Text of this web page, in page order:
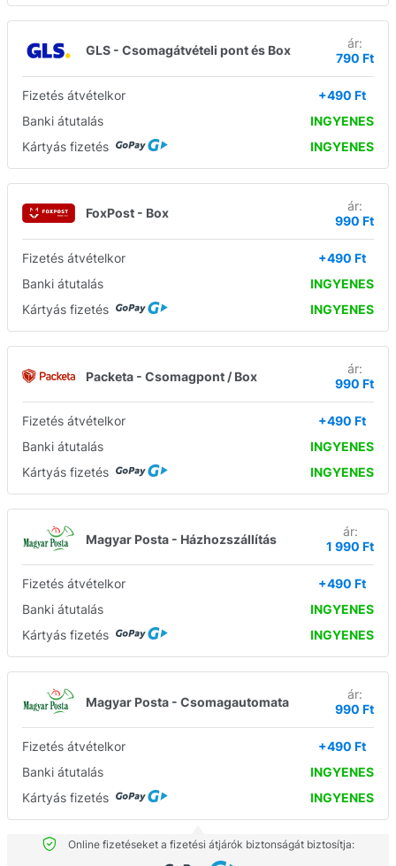
GLS - Csomagátvételi pont és Box
ár:
790 Ft
Fizetés átvételkor
+490 Ft
Banki átutalás
INGYENES
Kártyás fizetés
INGYENES
FoxPost - Box
ár:
990 Ft
Fizetés átvételkor
+490 Ft
Banki átutalás
INGYENES
Kártyás fizetés
INGYENES
Packeta - Csomagpont / Box
ár:
990 Ft
Fizetés átvételkor
+490 Ft
Banki átutalás
INGYENES
Kártyás fizetés
INGYENES
Magyar Posta - Házhozszállítás
ár:
1 990 Ft
Fizetés átvételkor
+490 Ft
Banki átutalás
INGYENES
Kártyás fizetés
INGYENES
Magyar Posta - Csomagautomata
ár:
990 Ft
Fizetés átvételkor
+490 Ft
Banki átutalás
INGYENES
Kártyás fizetés
INGYENES
Online fizetéseket a fizetési átjárók biztonságát biztosítja: